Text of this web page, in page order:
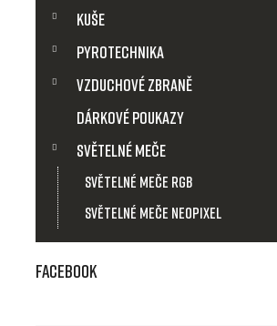
Kuše
Pyrotechnika
Vzduchové zbraně
Dárkové poukazy
Světelné meče
Světelné meče RGB
Světelné meče Neopixel
Facebook